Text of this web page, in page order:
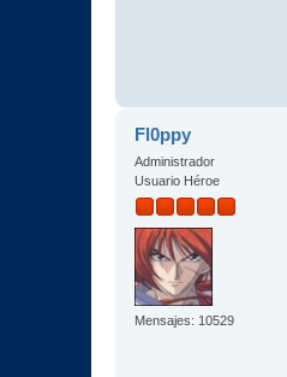
Fl0ppy
Administrador
Usuario Héroe
Mensajes: 10529